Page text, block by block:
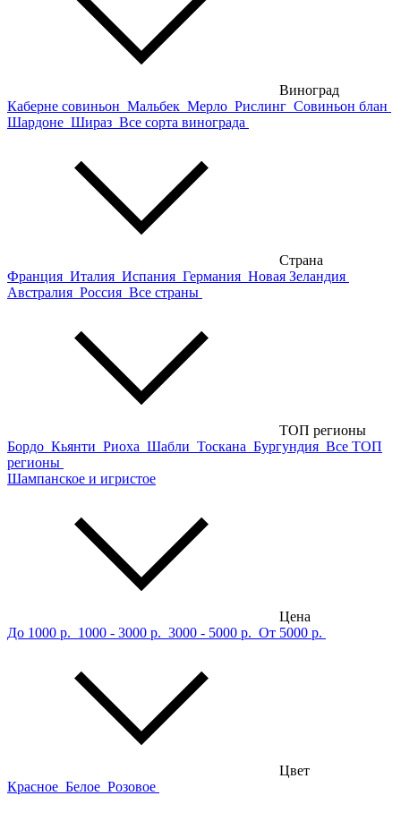
Виноград
Каберне совиньон Мальбек Мерло Рислинг Совиньон блан
Шардоне Шираз Все сорта винограда
Страна
Франция Италия Испания Германия Новая Зеландия
Австралия Россия Все страны
ТОП регионы
Бордо Кьянти Риоха Шабли Тоскана Бургундия Все ТОП
регионы
Шампанское и игристое
Цена
До 1000 р. 1000 - 3000 р. 3000 - 5000 р. От 5000 р.
Цвет
Красное Белое Розовое